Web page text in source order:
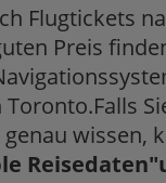
Flugtickets
Preis
Toronto.Falls
wissen,
Reisedaten"